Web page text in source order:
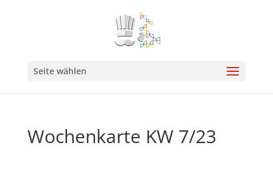
Seite wählen
Wochenkarte KW 7/23